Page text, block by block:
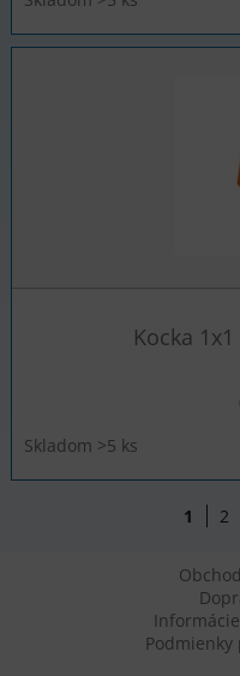
Kocka
Skladom >5 ks
1 2